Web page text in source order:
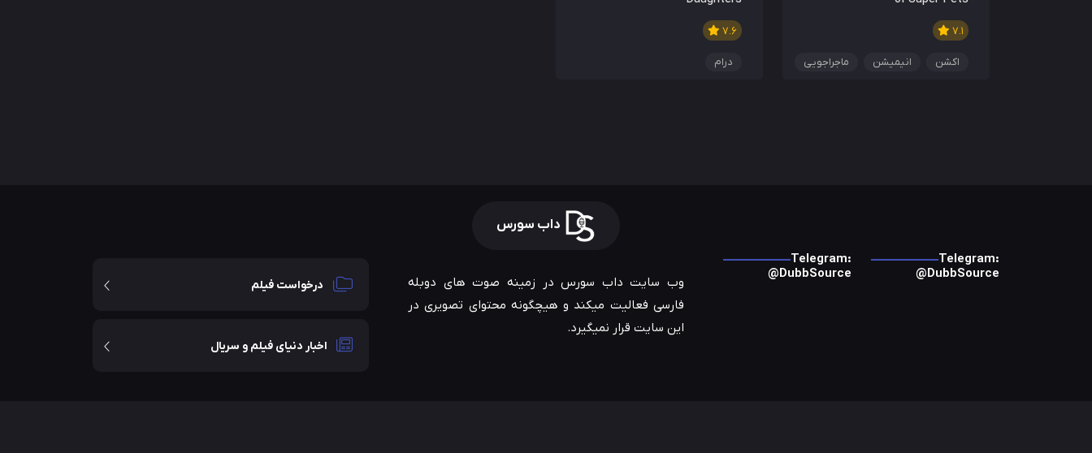
7.1
اکشن انیمیشن ماجراجویی
7.6
درام
داب سورس
Telegram:
@DubbSource
Telegram:
@DubbSource
وب سایت داب سورس در زمینه صوت های دوبله
فارسی فعالیت میکند و هیچگونه محتوای تصویری در
این سایت قرار نمیگیرد.
درخواست فیلم
اخبار دنیای فیلم و سریال